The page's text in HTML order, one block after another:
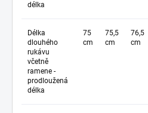
délka
Délka
dlouhého
rukávu
včetně
ramene -
prodloužená
délka
75
cm
75,5
cm
76,5
cm